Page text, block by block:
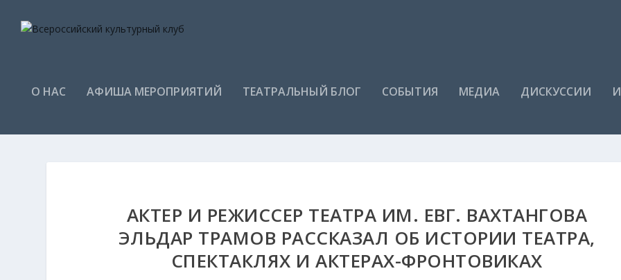
О НАС АФИША МЕРОПРИЯТИЙ ТЕАТРАЛЬНЫЙ БЛОГ СОБЫТИЯ МЕДИА ДИСКУССИИ
АКТЕР И РЕЖИССЕР ТЕАТРА ИМ. ЕВГ. ВАХТАНГОВА
ЭЛЬДАР ТРАМОВ РАССКАЗАЛ ОБ ИСТОРИИ ТЕАТРА,
СПЕКТАКЛЯХ И АКТЕРАХ-ФРОНТОВИКАХ